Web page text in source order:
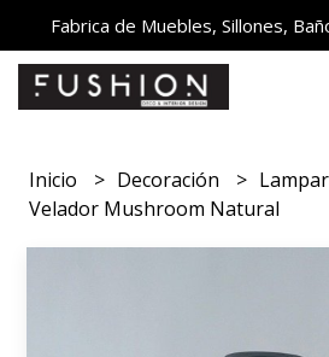
Fabrica de Muebles, Sillones,
Inicio Decoración
Velador Mushroom Natural